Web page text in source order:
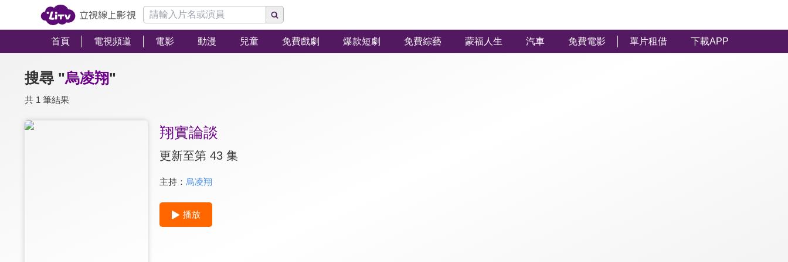
首頁 電視頻道 電影 動漫 兒童 免費戲劇 爆款短劇 免費綜藝 蒙福人生 汽車 免費電影 單片租借 下載APP
搜尋 "烏凌翔"
共 1 筆結果
翔實論談
更新至第 43 集
主持： 烏凌翔
播放